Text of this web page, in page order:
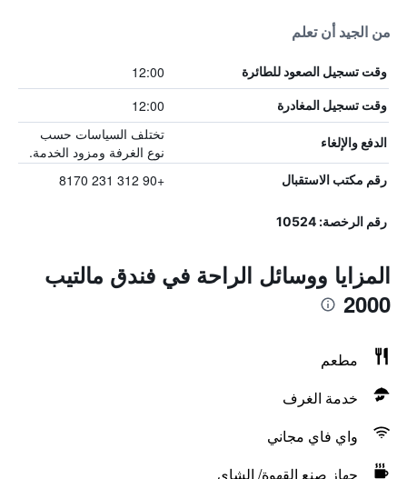
من الجيد أن تعلم
وقت تسجيل الصعود للطائرة 12:00
وقت تسجيل المغادرة 12:00
الدفع والإلغاء
تختلف السياسات حسب
نوع الغرفة ومزود الخدمة.
رقم مكتب الاستقبال +90 312 231 8170
رقم الرخصة: 10524
المزايا ووسائل الراحة في فندق مالتيب
2000
مطعم
خدمة الغرف
واي فاي مجاني
جهاز صنع القهوة/ الشاي